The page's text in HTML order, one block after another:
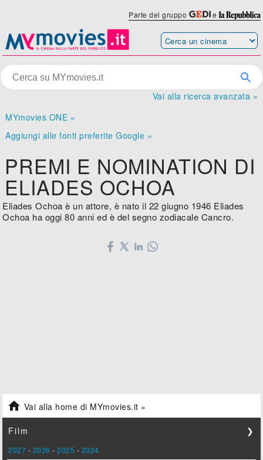
Parte del gruppo e
Vai alla ricerca avanzata »
MYmovies ONE »
Aggiungi alle fonti preferite Google »
PREMI E NOMINATION DI
ELIADES OCHOA
Eliades Ochoa è un attore, è nato il 22 giugno 1946 Eliades
Ochoa ha oggi 80 anni ed è del segno zodiacale Cancro.
 Vai alla home di MYmovies.it »
Film ❯
2027 - 2026 -2025 - 2024